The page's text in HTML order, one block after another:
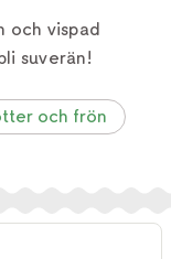
och vispad
suverän!
och frön